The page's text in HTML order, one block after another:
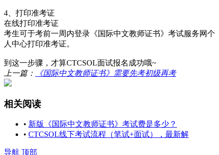
4、打印准考证
在线打印准考证
考生可于考前一周内登录《国际中文教师证书》考试服务网个
人中心打印准考证。
到这一步骤，才算CTCSOL面试报名成功哦~
上一篇：
《国际中文教师证书》需要先考初级再考
相关阅读
• 新版《国际中文教师证书》考试费是多少？
• CTCSOL线下考试流程（笔试+面试），最新解
导航 顶部